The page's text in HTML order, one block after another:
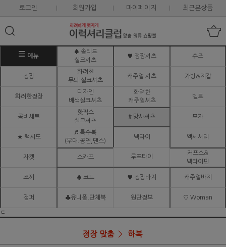
로그인 회원가입 마이페이지 최근본상품
메뉴
♠ 솔리드
실크셔츠
♥ 정장셔츠 슈즈
정장
화려한
무늬 실크셔츠
캐주얼 셔츠 가방&지갑
화려한정장
디자인
배색실크셔츠
화려한
캐주얼셔츠
벨트
콤비세트
핫픽스
실크셔츠
# 망사셔츠 모자
★ 턱시도
♬ 특수복
(무대.공연,댄스)
넥타이 액세서리
자켓 스카프 루프타이
커프스&
넥타이핀
조끼 ♠ 코트 ♥ 정장바지 캐주얼바지
점퍼 ♣유니폼,단체복 원단정보 ♡ Woman
ㅌ
정장 맞춤 하복